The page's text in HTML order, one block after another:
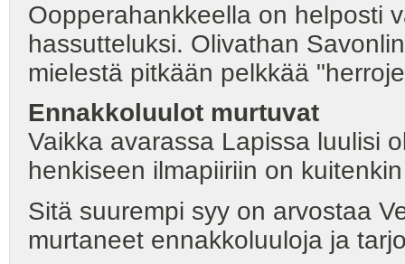
Oopperahankkeella on helposti
hassutteluksi. Olivathan
mielestä pitkään pelkkää
Ennakkoluulot murtuvat
Vaikka avarassa Lapissa luulisi
henkiseen ilmapiiriin on
Sitä suurempi syy on arvostaa
murtaneet ennakkoluuloja ja